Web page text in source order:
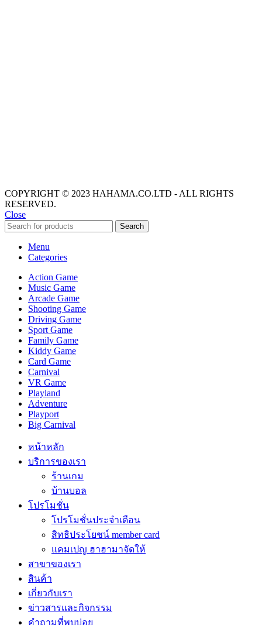
COPYRIGHT © 2023 HAHAMA.CO.LTD - ALL RIGHTS
RESERVED.
Close
Search
Menu
Categories
Action Game
Music Game
Arcade Game
Shooting Game
Driving Game
Sport Game
Family Game
Kiddy Game
Card Game
Carnival
VR Game
Playland
Adventure
Playport
Big Carnival
หน้าหลัก
บริการของเรา
ร้านเกม
บ้านบอล
โปรโมชั่น
โปรโมชั่นประจำเดือน
สิทธิประโยชน์ member card
แคมเปญ ฮาฮามาจัดให้
สาขาของเรา
สินค้า
เกี่ยวกับเรา
ข่าวสารและกิจกรรม
คำถามที่พบบ่อย